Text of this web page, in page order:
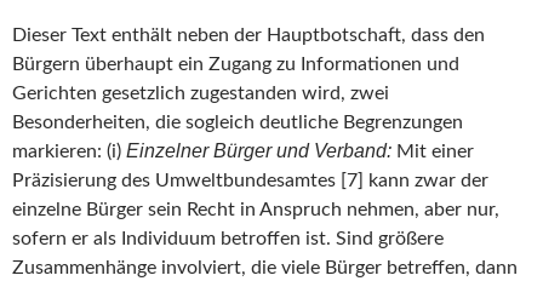
Dieser Text enthält neben der Hauptbotschaft, dass den
Bürgern überhaupt ein Zugang zu Informationen und
Gerichten gesetzlich zugestanden wird, zwei
Besonderheiten, die sogleich deutliche Begrenzungen
markieren: (i) Einzelner Bürger und Verband: Mit einer
Präzisierung des Umweltbundesamtes [7] kann zwar der
einzelne Bürger sein Recht in Anspruch nehmen, aber nur,
sofern er als Individuum betroffen ist. Sind größere
Zusammenhänge involviert, die viele Bürger betreffen, dann